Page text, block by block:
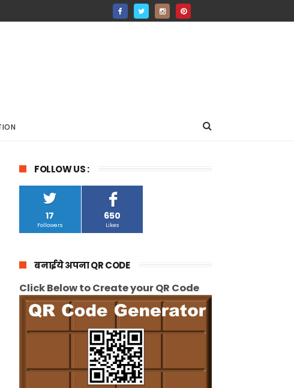
FOLLOW US :
17
Followers
650
Likes
बनाईये अपना QR CODE
Click Below to Create your QR Code